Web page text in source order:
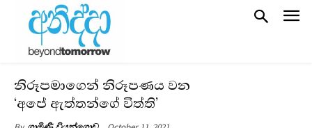
නිරූපමාගෙන් නිරූපණය වන
‘අපේ ඇත්තන්ගේ විත්ති’